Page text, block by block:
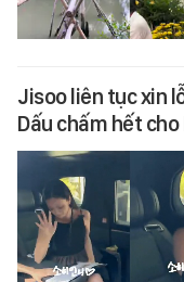
Jisoo liên tục xin
Dấu chấm hết cho